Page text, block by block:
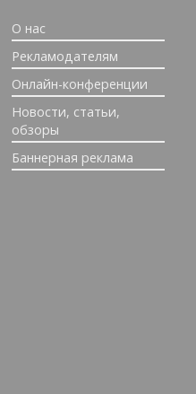
О нас
Рекламодателям
Онлайн-конференции
Новости, статьи,
обзоры
Баннерная реклама